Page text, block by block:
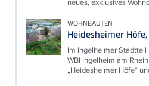
WOHNBAUTEN
Heidesheimer
Im Ingelheimer
WBI Ingelheim am
„Heidesheimer Höfe“